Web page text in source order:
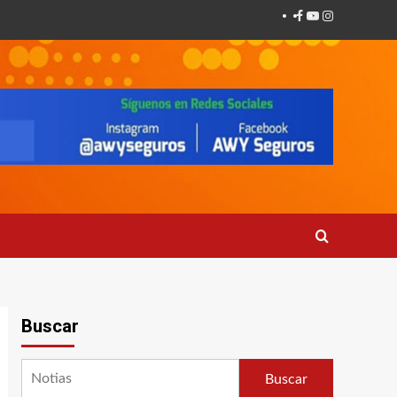
Facebook
Youtube
Instagram
Buscar
Buscar